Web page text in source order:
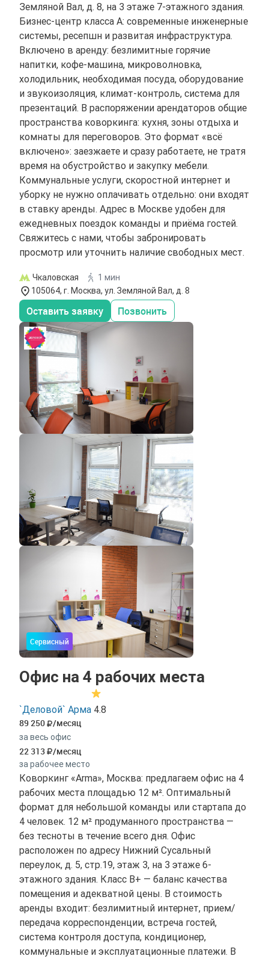
Земляной Вал, д. 8, на 3 этаже 7-этажного здания.
Бизнес-центр класса A: современные инженерные
системы, ресепшн и развитая инфраструктура.
Включено в аренду: безлимитные горячие
напитки, кофе-машина, микроволновка,
холодильник, необходимая посуда, оборудование
и звукоизоляция, климат-контроль, система для
презентаций. В распоряжении арендаторов общие
пространства коворкинга: кухня, зоны отдыха и
комнаты для переговоров. Это формат «всё
включено»: заезжаете и сразу работаете, не тратя
время на обустройство и закупку мебели.
Коммунальные услуги, скоростной интернет и
уборку не нужно оплачивать отдельно: они входят
в ставку аренды. Адрес в Москве удобен для
ежедневных поездок команды и приёма гостей.
Свяжитесь с нами, чтобы забронировать
просмотр или уточнить наличие свободных мест.
Чкаловская
1 мин
105064, г. Москва, ул. Земляной Вал, д. 8
Оставить заявку Позвонить
Сервисный
Офис на 4 рабочих места
`Деловой` Арма 4.8
89 250 /месяц
за весь офис
22 313 /месяц
за рабочее место
Коворкинг «Arma», Москва: предлагаем офис на 4
рабочих места площадью 12 м². Оптимальный
формат для небольшой команды или стартапа до
4 человек. 12 м² продуманного пространства —
без тесноты в течение всего дня. Офис
расположен по адресу Нижний Сусальный
переулок, д. 5, стр.19, этаж 3, на 3 этаже 6-
этажного здания. Класс B+ — баланс качества
помещения и адекватной цены. В стоимость
аренды входит: безлимитный интернет, прием/
передача корреспонденции, встреча гостей,
система контроля доступа, кондиционер,
коммунальные и эксплуатационные платежи. В